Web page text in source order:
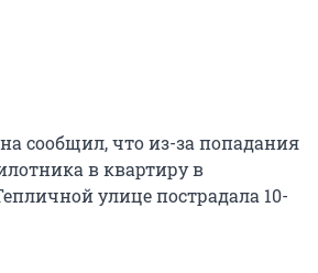
сообщил, что из-за попадания
в квартиру в
улице пострадала 10-